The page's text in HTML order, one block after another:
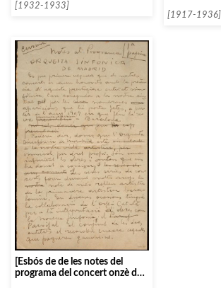
[1932-1933]
[1917-1936]
[Esbós de de les notes del
programa del concert onzè dels